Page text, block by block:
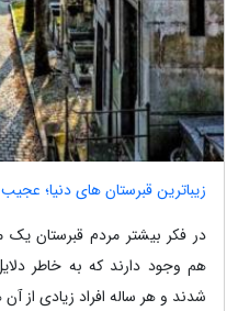
زیباترین قبرستان های دنیا؛
در فکر بیشتر مردم قبرستان یک
هم وجود دارند که به خاطر
شدند و هر ساله افراد زیادی از آن